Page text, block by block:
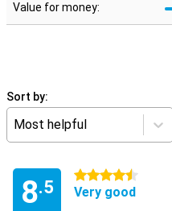
Value for money:
Sort by:
Most helpful
8.5
4.5 stars
Very good